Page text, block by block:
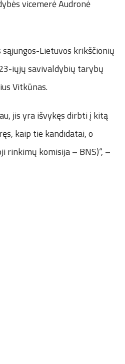
vicemerė Audronė
Lietuvos krikščionių
iųjų savivaldybių tarybų
Vitkūnas.
jis yra išvykęs dirbti į kitą
kaip tie kandidatai, o
rinkimų komisija – BNS)“, –